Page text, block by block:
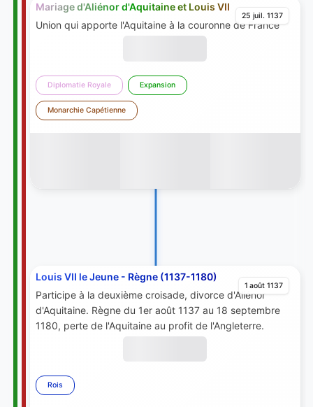
25 juil. 1137
Mariage d'Aliénor d'Aquitaine et Louis VII
Union qui apporte l'Aquitaine à la couronne de France
Diplomatie Royale Expansion
Monarchie Capétienne
1 août 1137
Louis VII le Jeune - Règne (1137-1180)
Participe à la deuxième croisade, divorce d'Aliénor
d'Aquitaine. Règne du 1er août 1137 au 18 septembre
1180, perte de l'Aquitaine au profit de l'Angleterre.
Rois